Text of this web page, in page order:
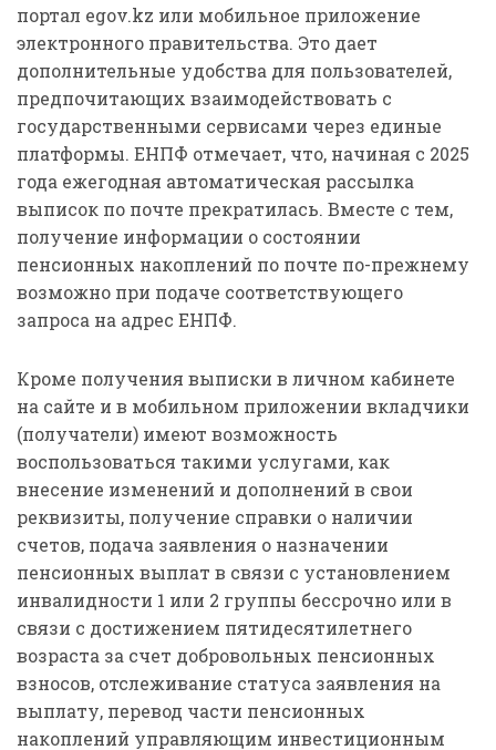
портал egov.kz или мобильное приложение
электронного правительства. Это дает
дополнительные удобства для пользователей,
предпочитающих взаимодействовать с
государственными сервисами через единые
платформы. ЕНПФ отмечает, что, начиная с 2025
года ежегодная автоматическая рассылка
выписок по почте прекратилась. Вместе с тем,
получение информации о состоянии
пенсионных накоплений по почте по-прежнему
возможно при подаче соответствующего
запроса на адрес ЕНПФ.
Кроме получения выписки в личном кабинете
на сайте и в мобильном приложении вкладчики
(получатели) имеют возможность
воспользоваться такими услугами, как
внесение изменений и дополнений в свои
реквизиты, получение справки о наличии
счетов, подача заявления о назначении
пенсионных выплат в связи с установлением
инвалидности 1 или 2 группы бессрочно или в
связи с достижением пятидесятилетнего
возраста за счет добровольных пенсионных
взносов, отслеживание статуса заявления на
выплату, перевод части пенсионных
накоплений управляющим инвестиционным